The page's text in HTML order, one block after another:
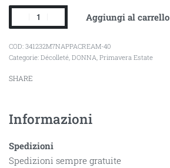
Aggiungi al carrello
341232M7NAPPACREAM-40
Categorie: Décolleté DONNA Primavera Estate
SHARE
Informazioni
Spedizioni
Spedizioni sempre gratuite